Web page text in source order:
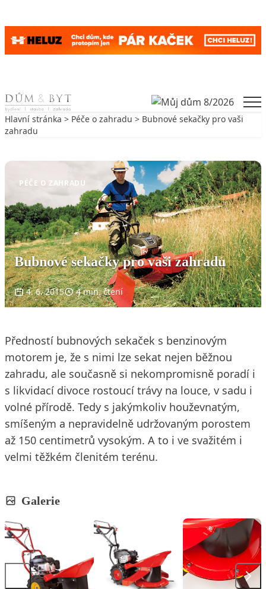
Skip to content
Hlavní stránka > Péče o zahradu > Bubnové sekačky pro vaši
zahradu
PÉČE O ZAHRADU
Bubnové sekačky pro vaši zahradu
4. 6. 2015 4 min. čtení
Předností bubnových sekaček s benzinovým
motorem je, že s nimi lze sekat nejen běžnou
zahradu, ale současně si nekompromisně poradí i
s likvidací divoce rostoucí trávy na louce, v sadu i
volné přírodě. Tedy s jakýmkoliv houževnatým,
smíšeným a nepravidelně udržovaným porostem
až 150 centimetrů vysokým. A to i ve svažitém i
velmi těžkém členitém terénu.
Galerie